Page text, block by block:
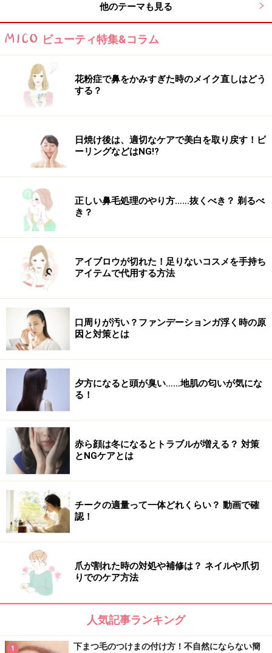
他のテーマも見る
ビューティ特集&コラム
花粉症で鼻をかみすぎた時のメイク直しはどう
する？
日焼け後は、適切なケアで美白を取り戻す！ピ
ーリングなどはNG!?
正しい鼻毛処理のやり方……抜くべき？ 剃るべ
き？
アイブロウが切れた！足りないコスメを手持ち
アイテムで代用する方法
口周りが汚い？ファンデーションガ浮く時の原
因と対策とは
夕方になると頭が臭い……地肌の匂いが気にな
る！
赤ら顔は冬になるとトラブルが増える？ 対策
とNGケアとは
チークの適量って一体どれくらい？ 動画で確
認！
爪が割れた時の対処や補修は？ ネイルや爪切
りでのケア方法
人気記事ランキング
1
下まつ毛のつけまの付け方！不自然にならない簡